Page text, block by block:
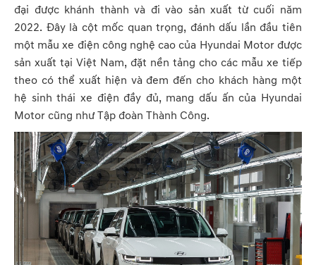
đại được khánh thành và đi vào sản xuất từ cuối năm
2022. Đây là cột mốc quan trọng, đánh dấu lần đầu tiên
một mẫu xe điện công nghệ cao của Hyundai Motor được
sản xuất tại Việt Nam, đặt nền tảng cho các mẫu xe tiếp
theo có thể xuất hiện và đem đến cho khách hàng một
hệ sinh thái xe điện đầy đủ, mang dấu ấn của Hyundai
Motor cũng như Tập đoàn Thành Công.